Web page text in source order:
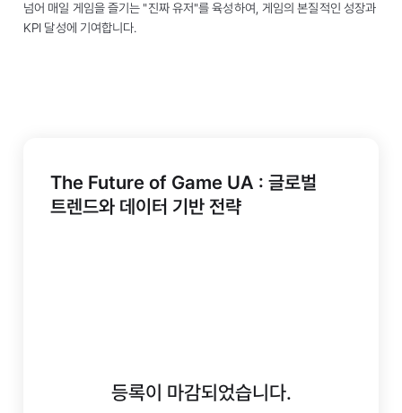
넘어 매일 게임을 즐기는 "진짜 유저"를 육성하여, 게임의 본질적인 성장과
KPI 달성에 기여합니다.
The Future of Game UA : 글로벌
트렌드와 데이터 기반 전략
등록이 마감되었습니다.